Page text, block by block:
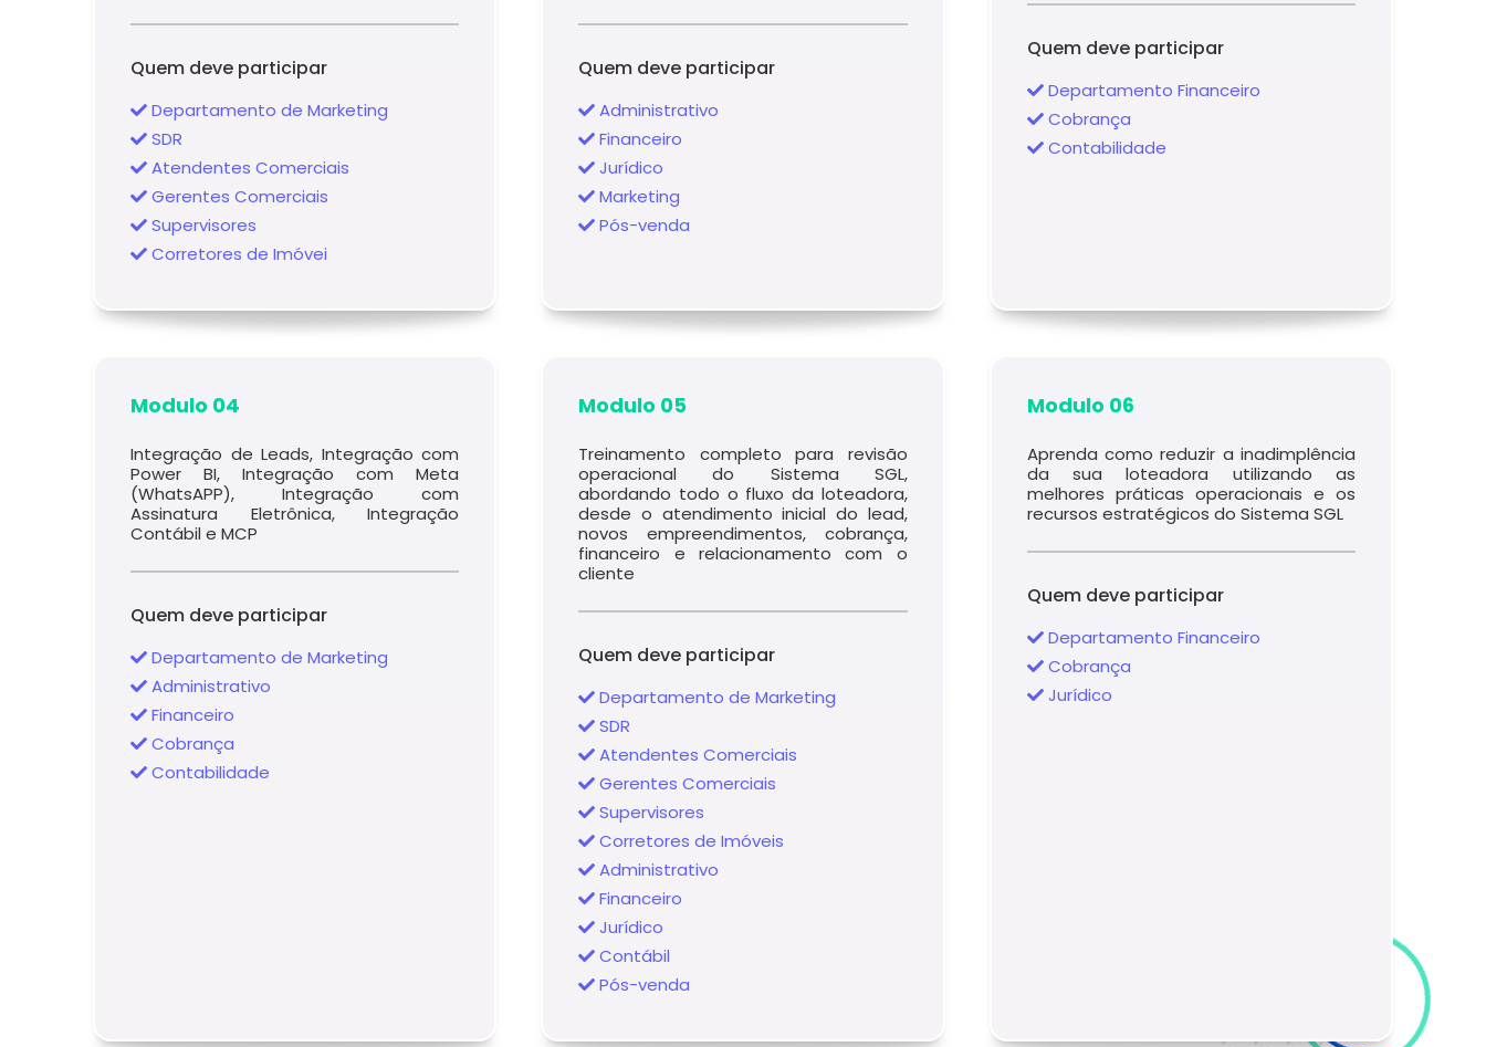
Quem deve participar
Departamento de Marketing
SDR
Atendentes Comerciais
Gerentes Comerciais
Supervisores
Corretores de Imóvei
Quem deve participar
Administrativo
Financeiro
Jurídico
Marketing
Pós-venda
Quem deve participar
Departamento Financeiro
Cobrança
Contabilidade
Modulo 04
Integração de Leads, Integração com
Power BI, Integração com Meta
(WhatsAPP), Integração com
Assinatura Eletrônica, Integração
Contábil e MCP
Quem deve participar
Departamento de Marketing
Administrativo
Financeiro
Cobrança
Contabilidade
Modulo 05
Treinamento completo para revisão
operacional do Sistema SGL,
abordando todo o fluxo da loteadora,
desde o atendimento inicial do lead,
novos empreendimentos, cobrança,
financeiro e relacionamento com o
cliente
Quem deve participar
Departamento de Marketing
SDR
Atendentes Comerciais
Gerentes Comerciais
Supervisores
Corretores de Imóveis
Administrativo
Financeiro
Jurídico
Contábil
Pós-venda
Modulo 06
Aprenda como reduzir a inadimplência
da sua loteadora utilizando as
melhores práticas operacionais e os
recursos estratégicos do Sistema SGL
Quem deve participar
Departamento Financeiro
Cobrança
Jurídico